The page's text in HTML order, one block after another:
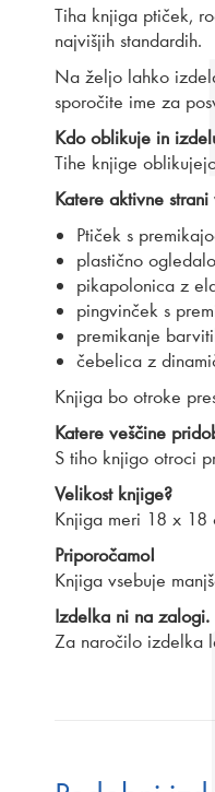
Tiha knjiga ptiček,
najvišjih standardih.
Na željo lahko
sporočite ime za
Kdo oblikuje in
Tihe knjige
Katere aktivne
Ptiček s
plastično
pikapolonica z
pingvinček s
premikanje
čebelica z
Knjiga bo otroke
Katere veščine
S tiho knjigo otroci
Velikost knjige?
Knjiga meri 18 x 18
Priporočamo!
Knjiga vsebuje
Izdelka ni na
Za naročilo izdelka